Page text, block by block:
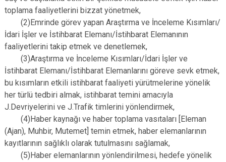
toplama faaliyetlerini bizzat yönetmek,
(2)Emrinde görev yapan Araştırma ve İnceleme Kısımları/
İdari İşler ve İstihbarat Elemanı/İstihbarat Elemanının
faaliyetlerini takip etmek ve denetlemek,
(3)Araştırma ve İnceleme Kısımları/İdari İşler ve
İstihbarat Elemanı/İstihbarat Elemanlarını göreve sevk etmek,
bu kısımların etkili istihbarat faaliyeti yürütmelerine yönelik
her türlü tedbiri almak, istihbarat temini amacıyla
J.Devriyelerini ve J.Trafik timlerini yönlendirmek,
(4)Haber kaynağı ve haber toplama vasıtaları [Eleman
(Ajan), Muhbir, Mutemet] temin etmek, haber elemanlarının
kayıtlarının sağlıklı olarak tutulmasını sağlamak,
(5)Haber elemanlarının yönlendirilmesi, hedefe yönelik